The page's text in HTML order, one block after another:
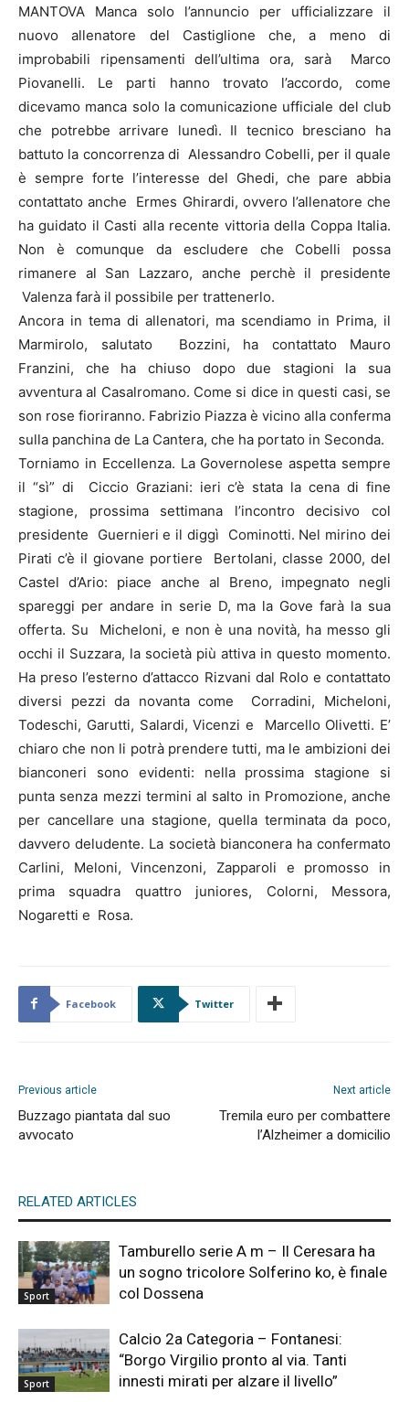
MANTOVA Manca solo l’annuncio per ufficializzare il
nuovo allenatore del Castiglione che, a meno di
improbabili ripensamenti dell’ultima ora, sarà Marco
Piovanelli. Le parti hanno trovato l’accordo, come
dicevamo manca solo la comunicazione ufficiale del club
che potrebbe arrivare lunedì. Il tecnico bresciano ha
battuto la concorrenza di Alessandro Cobelli, per il quale
è sempre forte l’interesse del Ghedi, che pare abbia
contattato anche Ermes Ghirardi, ovvero l’allenatore che
ha guidato il Casti alla recente vittoria della Coppa Italia.
Non è comunque da escludere che Cobelli possa
rimanere al San Lazzaro, anche perchè il presidente
Valenza farà il possibile per trattenerlo.
Ancora in tema di allenatori, ma scendiamo in Prima, il
Marmirolo, salutato Bozzini, ha contattato Mauro
Franzini, che ha chiuso dopo due stagioni la sua
avventura al Casalromano. Come si dice in questi casi, se
son rose fioriranno. Fabrizio Piazza è vicino alla conferma
sulla panchina de La Cantera, che ha portato in Seconda.
Torniamo in Eccellenza. La Governolese aspetta sempre
il “sì” di Ciccio Graziani: ieri c’è stata la cena di fine
stagione, prossima settimana l’incontro decisivo col
presidente Guernieri e il diggì Cominotti. Nel mirino dei
Pirati c’è il giovane portiere Bertolani, classe 2000, del
Castel d’Ario: piace anche al Breno, impegnato negli
spareggi per andare in serie D, ma la Gove farà la sua
offerta. Su Micheloni, e non è una novità, ha messo gli
occhi il Suzzara, la società più attiva in questo momento.
Ha preso l’esterno d’attacco Rizvani dal Rolo e contattato
diversi pezzi da novanta come Corradini, Micheloni,
Todeschi, Garutti, Salardi, Vicenzi e Marcello Olivetti. E’
chiaro che non li potrà prendere tutti, ma le ambizioni dei
bianconeri sono evidenti: nella prossima stagione si
punta senza mezzi termini al salto in Promozione, anche
per cancellare una stagione, quella terminata da poco,
davvero deludente. La società bianconera ha confermato
Carlini, Meloni, Vincenzoni, Zapparoli e promosso in
prima squadra quattro juniores, Colorni, Messora,
Nogaretti e Rosa.
Facebook Twitter
Previous article
Buzzago piantata dal suo
avvocato
Next article
Tremila euro per combattere
l’Alzheimer a domicilio
RELATED ARTICLES
Sport
Tamburello serie A m – Il Ceresara ha
un sogno tricolore Solferino ko, è finale
col Dossena
Sport
Calcio 2a Categoria – Fontanesi:
“Borgo Virgilio pronto al via. Tanti
innesti mirati per alzare il livello”